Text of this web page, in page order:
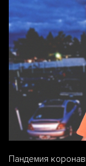
Пандемия